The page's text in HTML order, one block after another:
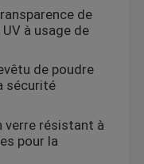
de
à usage de
de poudre
sécurité
verre résistant à
pour la